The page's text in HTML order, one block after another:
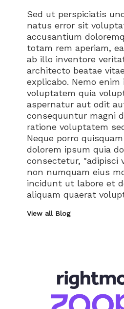
Sed ut perspiciatis
natus error sit
accusantium
totam rem aperiam,
ab illo inventore
architecto beatae
explicabo. Nemo enim
voluptatem quia
aspernatur aut odit
consequuntur magni
ratione voluptatem
Neque porro
dolorem ipsum quia
consectetur, "adipisci
non numquam eius
incidunt ut labore et
aliquam quaerat
View all Blog